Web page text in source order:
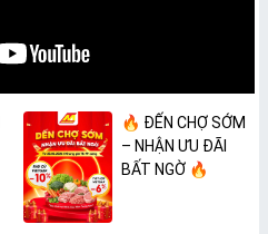
🔥 ĐẾN CHỢ SỚM
– NHẬN ƯU ĐÃI
BẤT NGỜ 🔥